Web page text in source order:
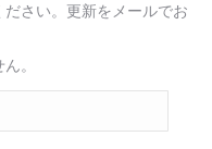
さい。更新をメールでお
。